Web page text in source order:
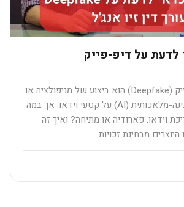
על דיפ-פייק
הפירוש של דיפ-פייק (Deepfake) הוא ביצוע של מניפולציה או
פיברוק באמצעות בינה-מלאכותית (AI) על קטעי וידאו. אך במה
וידאו, פארודיה או מתיחה? ואיך זה
מבחינת זכויות…